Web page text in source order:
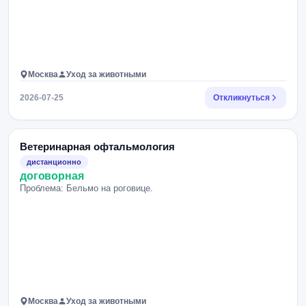
Москва Уход за животными
2026-07-25 Откликнуться
Ветеринарная офтальмология
дистанционно
договорная
Проблема: Бельмо на роговице.
Москва Уход за животными